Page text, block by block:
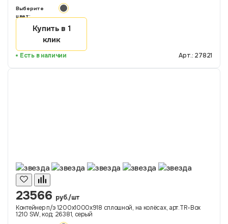
Выберите
цвет:
Купить в 1
клик
Есть в наличии Арт.: 27821
23566 руб./шт
Контейнер п/э 1200х1000х918 сплошной, на колёсах, арт.TR-Box
1210 SW, код: 26381, серый